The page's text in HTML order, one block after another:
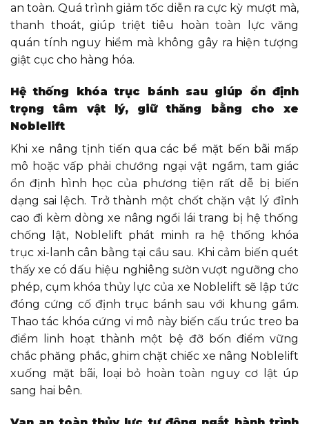
an toàn. Quá trình giảm tốc diễn ra cực kỳ mượt mà,
thanh thoát, giúp triệt tiêu hoàn toàn lực văng
quán tính nguy hiểm mà không gây ra hiện tượng
giật cục cho hàng hóa.
Hệ thống khóa trục bánh sau giúp ổn định
trọng tâm vật lý, giữ thăng bằng cho xe
Noblelift
Khi xe nâng tịnh tiến qua các bề mặt bến bãi mấp
mô hoặc vấp phải chướng ngại vật ngầm, tam giác
ổn định hình học của phương tiện rất dễ bị biến
dạng sai lệch. Trở thành một chốt chặn vật lý đỉnh
cao đi kèm dòng xe nâng ngồi lái trang bị hệ thống
chống lật, Noblelift phát minh ra hệ thống khóa
trục xi-lanh cân bằng tại cầu sau. Khi cảm biến quét
thấy xe có dấu hiệu nghiêng sườn vượt ngưỡng cho
phép, cụm khóa thủy lực của xe Noblelift sẽ lập tức
đóng cứng cố định trục bánh sau với khung gầm.
Thao tác khóa cứng vi mô này biến cấu trúc treo ba
điểm linh hoạt thành một bệ đỡ bốn điểm vững
chắc phăng phắc, ghim chặt chiếc xe nâng Noblelift
xuống mặt bãi, loại bỏ hoàn toàn nguy cơ lật úp
sang hai bên.